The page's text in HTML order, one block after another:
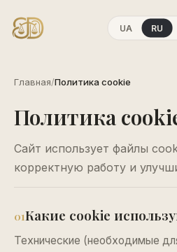
UA RU
Главная/Политика cookie
Политика
Сайт использует файлы
корректную работу и
01Какие cookie
Технические (необходимые